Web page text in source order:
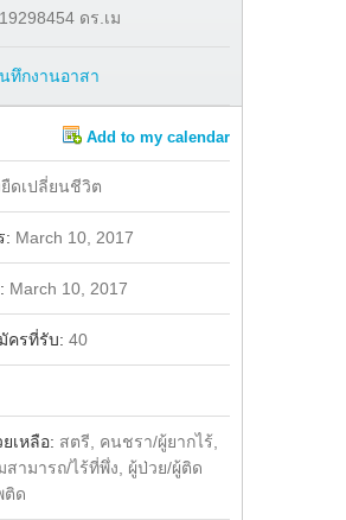
ดร.เม
ทึกงานอาสา
Add to my calendar
ยืดเปลี่ยนชีวิต
: March 10, 2017
March 10, 2017
ครที่รับ: 40
เหลือ: สตรี, คนชรา/ผู้ยากไร้,
สามารถ/ไร้ที่พึ่ง, ผู้ป่วย/ผู้ติด
ติด